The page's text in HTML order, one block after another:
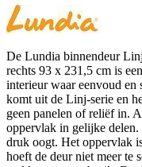
De Lundia binnendeur
rechts 93 x 231,5 cm is
interieur waar eenvoud
komt uit de Linj-serie en
geen panelen of reliëf in.
oppervlak in gelijke delen.
druk oogt. Het oppervlak
hoeft de deur niet meer te